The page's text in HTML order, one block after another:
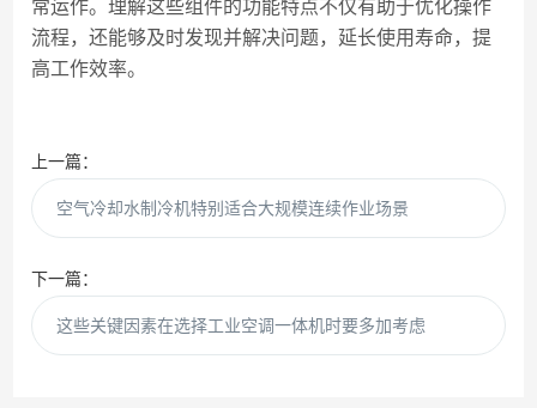
常运作。理解这些组件的功能特点不仅有助于优化操作
流程，还能够及时发现并解决问题，延长使用寿命，提
高工作效率。
上一篇：
空气冷却水制冷机特别适合大规模连续作业场景
下一篇：
这些关键因素在选择工业空调一体机时要多加考虑